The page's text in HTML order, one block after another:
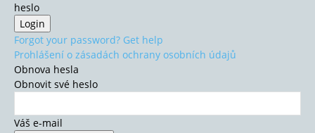
heslo
Forgot your password? Get help
Prohlášení o zásadách ochrany osobních údajů
Obnova hesla
Obnovit své heslo
Váš e-mail